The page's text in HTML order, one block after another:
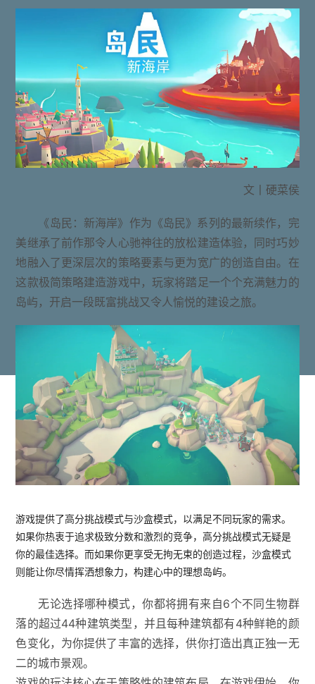
文丨硬菜侯
《岛民：新海岸》作为《岛民》系列的最新续作，完
美继承了前作那令人心驰神往的放松建造体验，同时巧妙
地融入了更深层次的策略要素与更为宽广的创造自由。在
这款极简策略建造游戏中，玩家将踏足一个个充满魅力的
岛屿，开启一段既富挑战又令人愉悦的建设之旅。
游戏提供了高分挑战模式与沙盒模式，以满足不同玩家的需求。
如果你热衷于追求极致分数和激烈的竞争，高分挑战模式无疑是
你的最佳选择。而如果你更享受无拘无束的创造过程，沙盒模式
则能让你尽情挥洒想象力，构建心中的理想岛屿。
无论选择哪种模式，你都将拥有来自6个不同生物群
落的超过44种建筑类型，并且每种建筑都有4种鲜艳的颜
色变化，为你提供了丰富的选择，供你打造出真正独一无
二的城市景观。